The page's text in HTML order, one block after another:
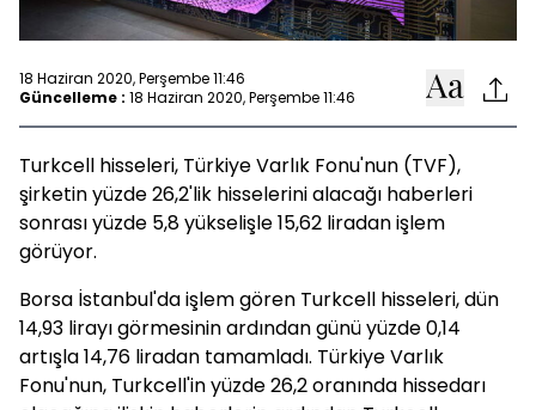
18 Haziran 2020, Perşembe 11:46
Güncelleme : 18 Haziran 2020, Perşembe 11:46
Turkcell hisseleri, Türkiye Varlık Fonu'nun (TVF),
şirketin yüzde 26,2'lik hisselerini alacağı haberleri
sonrası yüzde 5,8 yükselişle 15,62 liradan işlem
görüyor.
Borsa İstanbul'da işlem gören Turkcell hisseleri, dün
14,93 lirayı görmesinin ardından günü yüzde 0,14
artışla 14,76 liradan tamamladı. Türkiye Varlık
Fonu'nun, Turkcell'in yüzde 26,2 oranında hissedarı